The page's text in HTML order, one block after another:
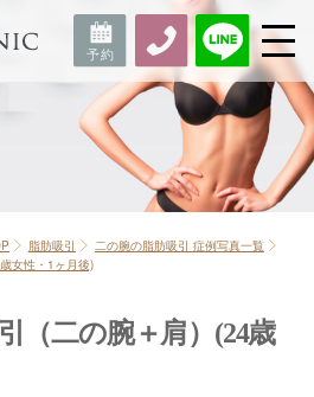
脂肪吸引
二の腕の脂肪吸引 症例写真一覧
女性・1ヶ月後)
（二の腕＋肩）(24歳